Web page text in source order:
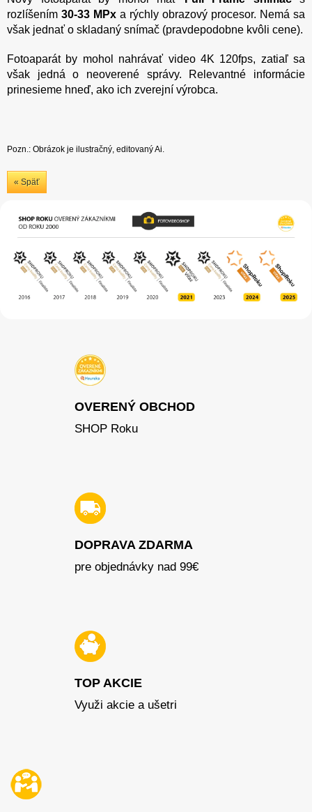
rozlíšením 30-33 MPx a rýchly obrazový procesor. Nemá sa
však jednať o skladaný snímač (pravdepodobne kvôli cene).
Fotoaparát by mohol nahrávať video 4K 120fps, zatiaľ sa
však jedná o neoverené správy. Relevantné informácie
prinesieme hneď, ako ich zverejní výrobca.
Pozn.: Obrázok je ilustračný, editovaný Ai.
« Späť
OVERENÝ OBCHOD
SHOP Roku
DOPRAVA ZDARMA
pre objednávky nad 99€
TOP AKCIE
Využi akcie a ušetri